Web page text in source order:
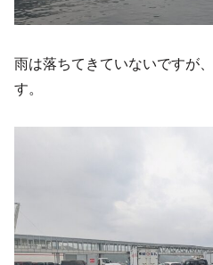
雨は落ちてきていないですが
す。